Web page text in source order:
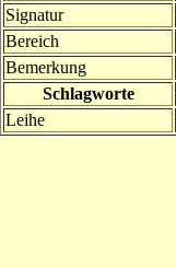
Signatur
Bereich
Bemerkung
Schlagworte
Leihe